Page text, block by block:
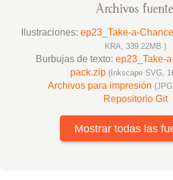
Archivos
Ilustraciones: ep23_Take-a-
KRA, 339.22MB )
Burbujas de texto: ep23_Take-
pack.zip (Inkscape SVG,
Archivos para impresión
Repositorio Git
Mostrar todas las